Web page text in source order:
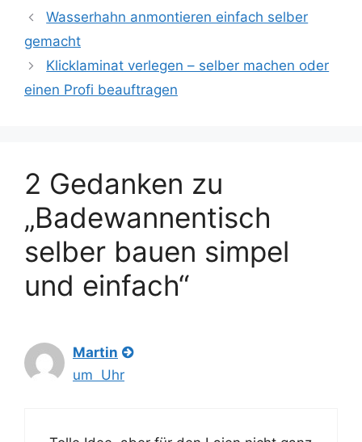
Wasserhahn anmontieren einfach selber
gemacht
Klicklaminat verlegen – selber machen oder
einen Profi beauftragen
2 Gedanken zu
„Badewannentisch
selber bauen simpel
und einfach“
Martin
um Uhr